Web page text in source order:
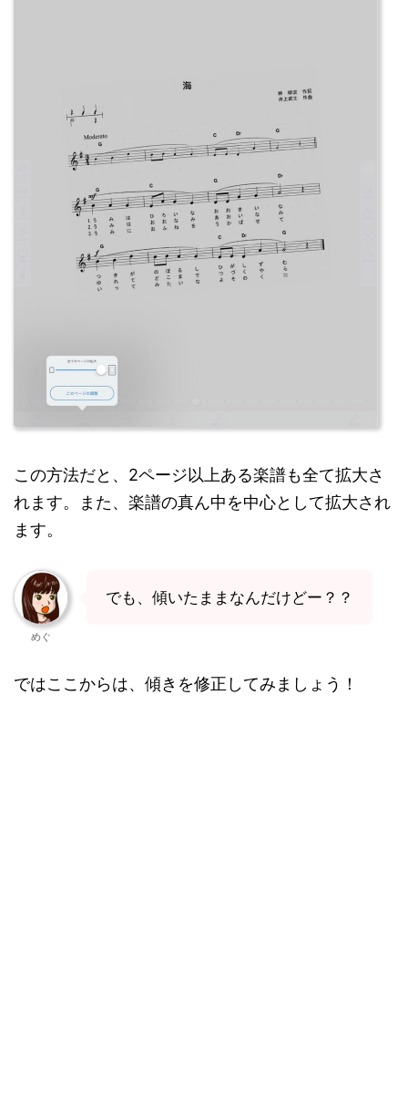
この方法だと、2ページ以上ある楽譜も全て拡大さ
れます。また、楽譜の真ん中を中心として拡大され
ます。
めぐ
でも、傾いたままなんだけどー？？
ではここからは、傾きを修正してみましょう！